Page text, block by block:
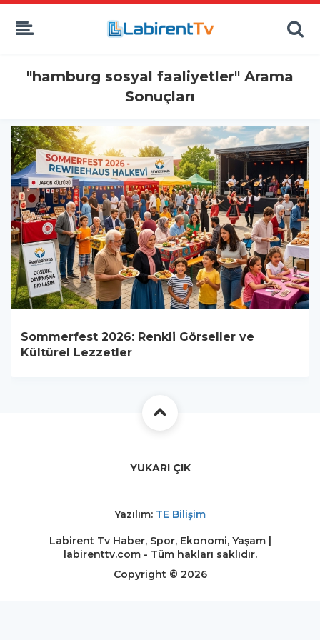
"hamburg sosyal faaliyetler" Arama
Sonuçları
Sommerfest 2026: Renkli Görseller ve
Kültürel Lezzetler
YUKARI ÇIK
Yazılım: TE Bilişim
Labirent Tv Haber, Spor, Ekonomi, Yaşam |
labirenttv.com - Tüm hakları saklıdır.
Copyright © 2026